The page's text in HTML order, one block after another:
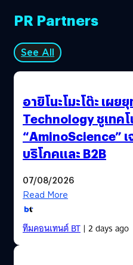
PR Partners
See All
อายิโนะโมะโต๊ะ เผ
Technology ชูเทค
“AminoScience” เ
บริโภคและ B2B
07/08/2026
Read More
ทีมคอนเทนต์ BT| 2 days ago